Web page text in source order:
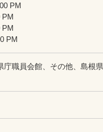
PM
PM
PM
PM
庁職員会館、その他、島根